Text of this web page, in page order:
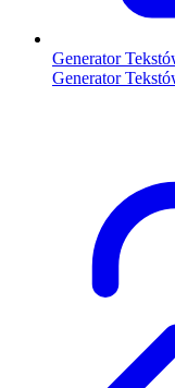
Generator
Generator